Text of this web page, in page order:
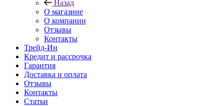
Назад
О магазине
О компании
Отзывы
Контакты
Трейд-Ин
Кредит и рассрочка
Гарантия
Доставка и оплата
Отзывы
Контакты
Статьи